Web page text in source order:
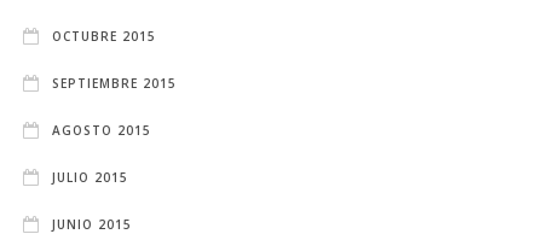
OCTUBRE 2015
SEPTIEMBRE 2015
AGOSTO 2015
JULIO 2015
JUNIO 2015